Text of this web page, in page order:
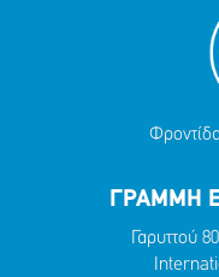
ΓΡΑΜΜΗ
Γαρυττού